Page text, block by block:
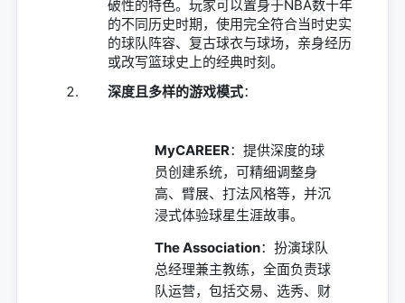
破性的特色。玩家可以置身于NBA数十年
的不同历史时期，使用完全符合当时史实
的球队阵容、复古球衣与球场，亲身经历
或改写篮球史上的经典时刻。
深度且多样的游戏模式：
MyCAREER：提供深度的球
员创建系统，可精细调整身
高、臂展、打法风格等，并沉
浸式体验球星生涯故事。
The Association：扮演球队
总经理兼主教练，全面负责球
队运营，包括交易、选秀、财